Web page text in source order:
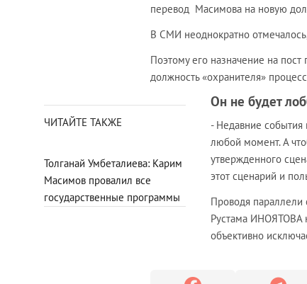
перевод Масимова на новую
В СМИ неоднократно
Поэтому его назначение на
должность «охранителя»
ЧИТАЙТЕ ТАКЖЕ
Толганай Умбеталиева: Карим
Масимов провалил все
государственные программы
Он не будет
- Недавние события
любой момент. А
утвержденного
этот сценарий и
Проводя параллели
Рустама ИНОЯТОВА
объективно